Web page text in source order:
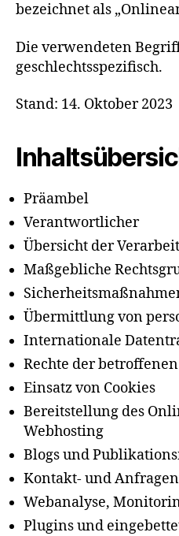
bezeichnet als
Die verwendeten
geschlechtsspezifisch.
Stand: 14. Oktober 2023
Präambel
Verantwortlicher
Übersicht der
Maßgebliche
Übermittlung von
Internationale
Rechte der
Einsatz von Cookies
Bereitstellung des
Webhosting
Blogs und
Kontakt- und
Webanalyse,
Plugins und